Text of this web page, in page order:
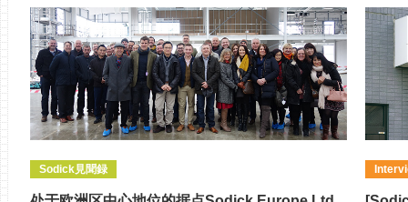
Sodick見聞録